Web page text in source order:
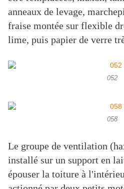
anneaux de levage,
fraise montée sur flexible
lime, puis papier de verre
052
058
Le groupe de ventilation
installé sur un support en
épouser la toiture à